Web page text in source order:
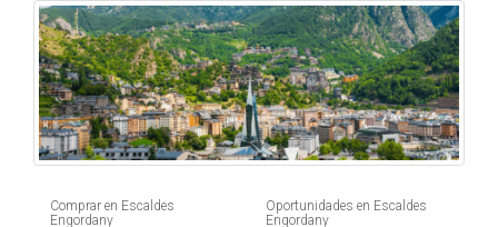
Comprar en Escaldes
Engordany
Oportunidades en Escaldes
Engordany